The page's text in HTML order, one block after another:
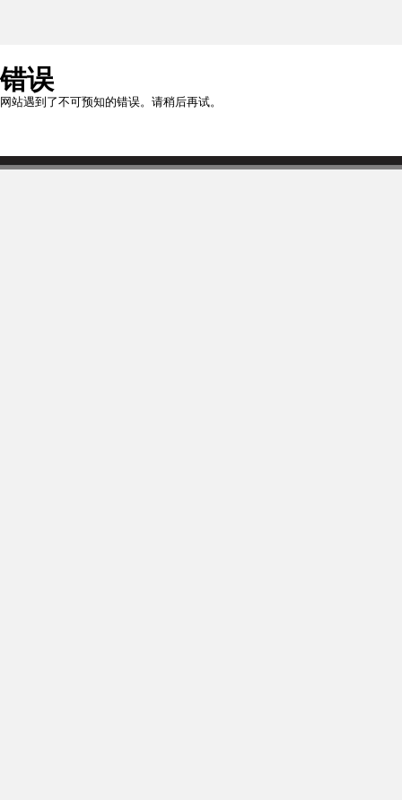
错误
网站遇到了不可预知的错误。请稍后再试。